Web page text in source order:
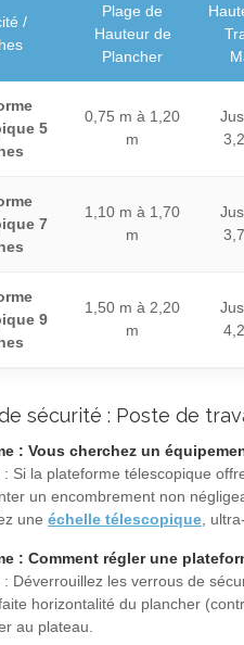
/
Plage de
Hauteur de
Plancher
5
0,75 m à 1,20
m
7
1,10 m à 1,70
m
9
1,50 m à 2,20
m
sécurité : Poste de
: Vous cherchez un
: Si la plateforme télescopique
un encombrement non
une échelle télescopique ,
: Comment régler une
: Déverrouillez les verrous de
horizontalité du plancher
au plateau.